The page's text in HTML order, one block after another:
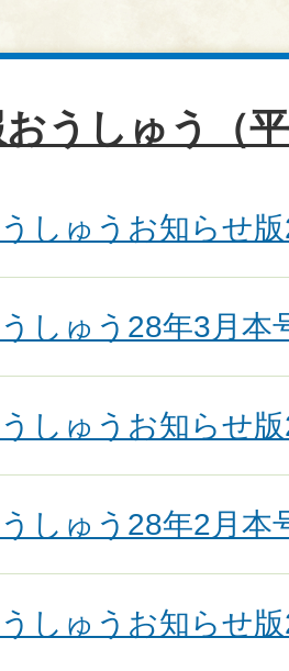
うしゅう（
しゅうお知らせ
しゅう28年3月本
しゅうお知らせ
しゅう28年2月本
しゅうお知らせ